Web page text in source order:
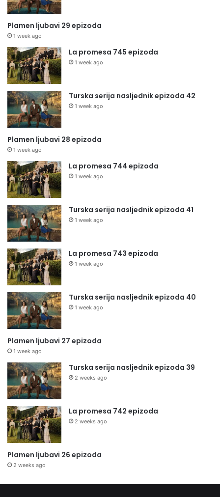
Plamen ljubavi 29 epizoda
1 week ago
La promesa 745 epizoda
1 week ago
Turska serija nasljednik epizoda 42
1 week ago
Plamen ljubavi 28 epizoda
1 week ago
La promesa 744 epizoda
1 week ago
Turska serija nasljednik epizoda 41
1 week ago
La promesa 743 epizoda
1 week ago
Turska serija nasljednik epizoda 40
1 week ago
Plamen ljubavi 27 epizoda
1 week ago
Turska serija nasljednik epizoda 39
2 weeks ago
La promesa 742 epizoda
2 weeks ago
Plamen ljubavi 26 epizoda
2 weeks ago